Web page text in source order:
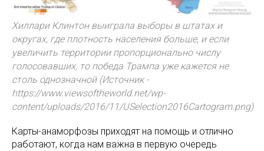
Хиллари Клинтон выиграла выборы в штатах и
округах, где плотность населения больше, и если
увеличить территории пропорционально числу
голосовавших, то победа Трампа уже кажется не
столь однозначной (Источник -
https://www.viewsoftheworld.net/wp-
content/uploads/2016/11/USelection2016Cartogram.png)
Карты-анаморфозы приходят на помощь и отлично
работают, когда нам важна в первую очередь